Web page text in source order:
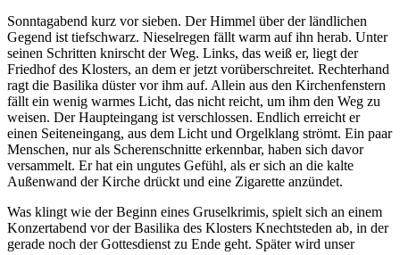
Sonntagabend kurz vor sieben. Der Himmel über der ländlichen
Gegend ist tiefschwarz. Nieselregen fällt warm auf ihn herab. Unter
seinen Schritten knirscht der Weg. Links, das weiß er, liegt der
Friedhof des Klosters, an dem er jetzt vorüberschreitet. Rechterhand
ragt die Basilika düster vor ihm auf. Allein aus den Kirchenfenstern
fällt ein wenig warmes Licht, das nicht reicht, um ihm den Weg zu
weisen. Der Haupteingang ist verschlossen. Endlich erreicht er
einen Seiteneingang, aus dem Licht und Orgelklang strömt. Ein paar
Menschen, nur als Scherenschnitte erkennbar, haben sich davor
versammelt. Er hat ein ungutes Gefühl, als er sich an die kalte
Außenwand der Kirche drückt und eine Zigarette anzündet.
Was klingt wie der Beginn eines Gruselkrimis, spielt sich an einem
Konzertabend vor der Basilika des Klosters Knechtsteden ab, in der
gerade noch der Gottesdienst zu Ende geht. Später wird unser